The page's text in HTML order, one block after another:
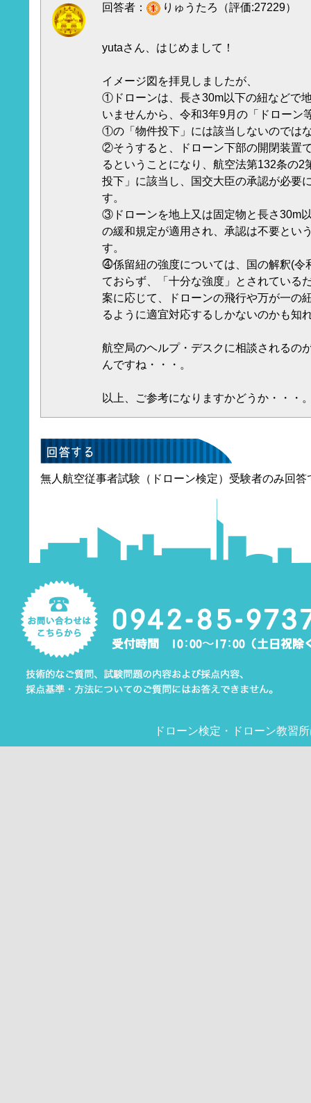
回答者： りゅうたろ（評価:27229）
yutaさん、はじめまして！
イメージ図を拝見しましたが、
①ドローンは、長さ30m以下の紐などで
いませんから、令和3年9月の「ドローン
①の「物件投下」には該当しないのでは
②そうすると、ドローン下部の開閉装置
るということになり、航空法第132条の2
投下」に該当し、国交大臣の承認が必要
す。
③ドローンを地上又は固定物と長さ30m
の緩和規定が適用され、承認は不要とい
す。
⓸係留紐の強度については、国の解釈(令
ておらず、「十分な強度」とされている
案に応じて、ドローンの飛行や万が一の
るように適宜対応するしかないのかも知
航空局のヘルプ・デスクに相談されるの
んですね・・・。
以上、ご参考になりますかどうか・・・
無人航空従事者試験（ドローン検定）受験者のみ回答
ドローン検定 ・ ドローン教習所